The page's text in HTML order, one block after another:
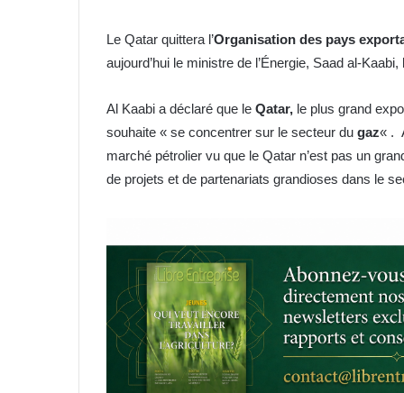
Le Qatar quittera l’Organisation des pays
aujourd’hui le ministre de l’Énergie, Saad al-
Al Kaabi a déclaré que le Qatar, le plus grand
souhaite « se concentrer sur le secteur du gaz« .
marché pétrolier vu que le Qatar n’est pas un
de projets et de partenariats grandioses dans le